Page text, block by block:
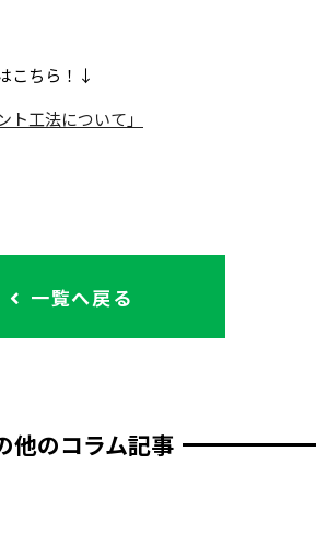
こちら！↓
ト工法について」
一覧へ戻る
他のコラム記事